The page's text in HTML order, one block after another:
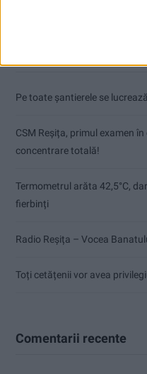
Pe toate șantierele se
CSM Reșița, primul examen
concentrare totală!
Termometrul arăta 42,5°C,
fierbinți
Radio Reșița – Vocea
Toți cetățenii vor avea
Comentarii recente